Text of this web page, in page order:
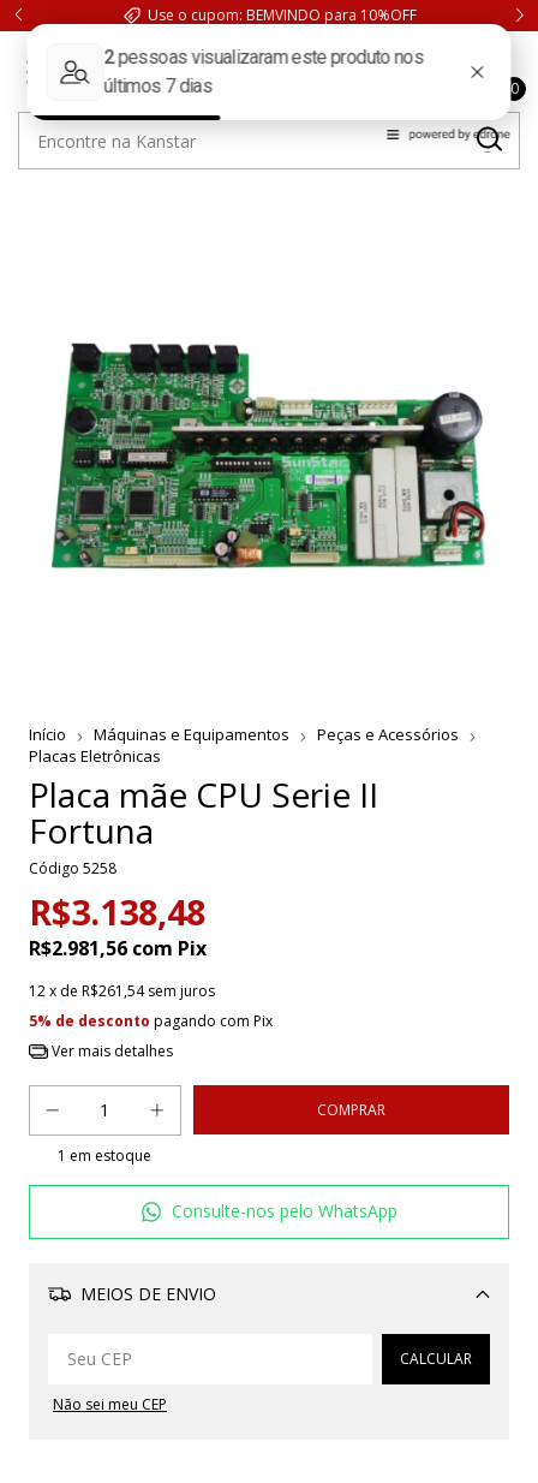
Use o cupom: BEMVINDO para 10%OFF
0
Início Máquinas e Equipamentos
Peças e Acessórios
Placas Eletrônicas
Placa mãe CPU Serie II
Fortuna
Código 5258
R$3.138,48
R$2.981,56 com Pix
12x de R$261,54 sem juros
5% de desconto pagando com Pix
Ver mais detalhes
1 em estoque
Consulte-nos pelo WhatsApp
MEIOS DE ENVIO
Alterar CEP
CALCULAR
Não sei meu CEP